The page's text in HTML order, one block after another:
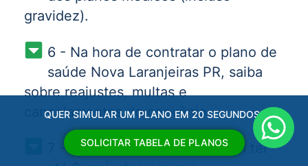
gravidez).
6 - Na hora de contratar o plano de
saúde Nova Laranjeiras PR, saiba
sobre reajustes, multas e
cancelamentos do convênio.
7 - Os planos de saúde podem ter
QUER SIMULAR UM PLANO EM 20 SEGUNDOS?
SOLICITAR TABELA DE PLANOS